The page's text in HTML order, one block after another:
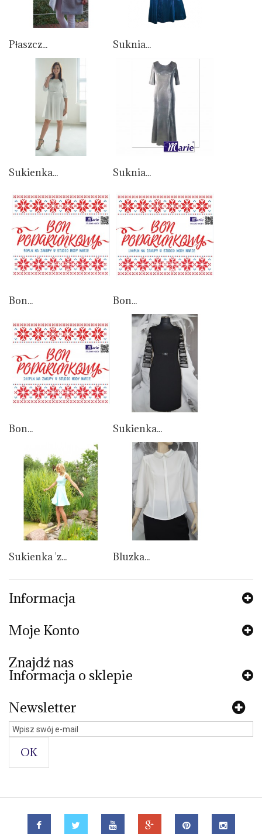
Płaszcz... Suknia...
Sukienka... Suknia...
Bon... Bon...
Bon... Sukienka...
Sukienka 'z... Bluzka...
Informacja
Moje Konto
Znajdź nas
Informacja o sklepie
Newsletter
OK